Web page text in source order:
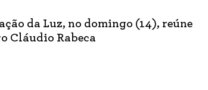
da Luz, no domingo (14), reúne
Cláudio Rabeca